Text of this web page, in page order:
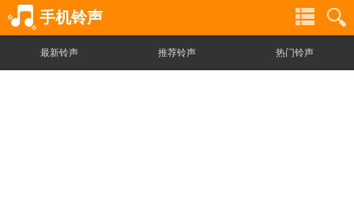
手机铃声
最新铃声 推荐铃声 热门铃声